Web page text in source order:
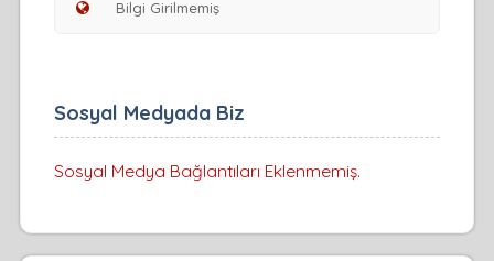
Sosyal Medyada Biz
Sosyal Medya Bağlantıları Eklenmemiş.